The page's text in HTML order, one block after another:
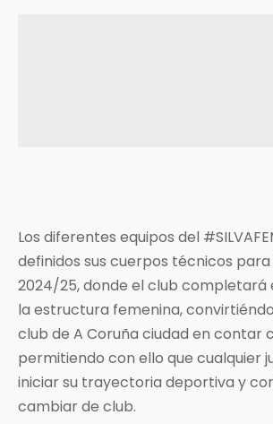
Los diferentes equipos del
definidos sus cuerpos técnicos
2024/25, donde el club completará
la estructura femenina,
club de A Coruña ciudad en contar
permitiendo con ello que cualquier
iniciar su trayectoria deportiva y
cambiar de club.